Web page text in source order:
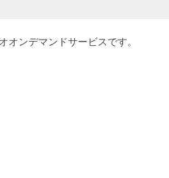
オンデマンドサービスです。